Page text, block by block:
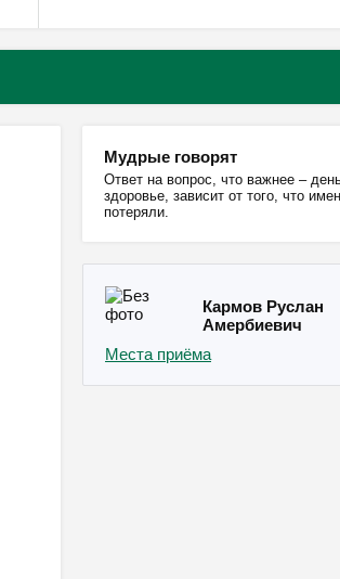
Мудрые говорят
Ответ на вопрос, что важнее –
здоровье, зависит от того, что
потеряли.
Кармов Руслан
Амербиевич
Места приёма